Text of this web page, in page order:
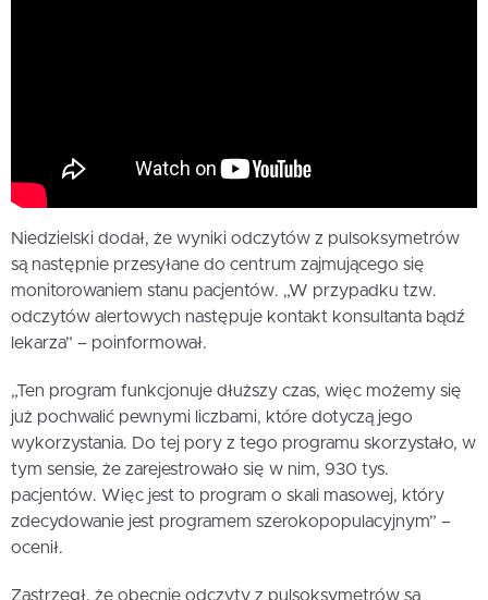
Niedzielski dodał, że wyniki odczytów z pulsoksymetrów
są następnie przesyłane do centrum zajmującego się
monitorowaniem stanu pacjentów. „W przypadku tzw.
odczytów alertowych następuje kontakt konsultanta bądź
lekarza” – poinformował.
„Ten program funkcjonuje dłuższy czas, więc możemy się
już pochwalić pewnymi liczbami, które dotyczą jego
wykorzystania. Do tej pory z tego programu skorzystało, w
tym sensie, że zarejestrowało się w nim, 930 tys.
pacjentów. Więc jest to program o skali masowej, który
zdecydowanie jest programem szerokopopulacyjnym” –
ocenił.
Zastrzegł, że obecnie odczyty z pulsoksymetrów są